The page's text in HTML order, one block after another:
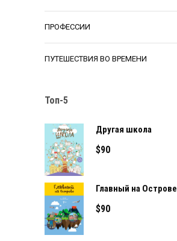
ПРОФЕССИИ
ПУТЕШЕСТВИЯ ВО ВРЕМЕНИ
Топ-5
Другая школа
$90
Главный на Острове
$90